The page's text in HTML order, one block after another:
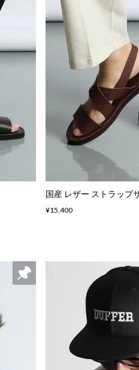
国産 レザー ストラップ
¥15,400